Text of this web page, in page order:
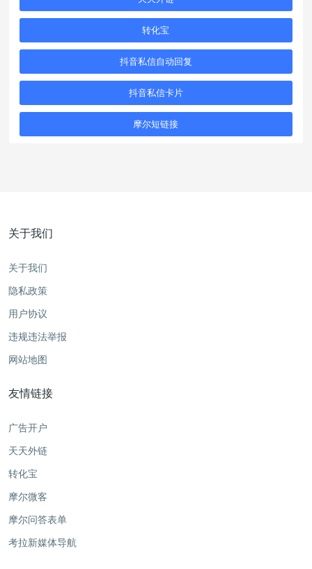
转化宝
抖音私信自动回复
抖音私信卡片
摩尔短链接
关于我们
关于我们
隐私政策
用户协议
违规违法举报
网站地图
友情链接
广告开户
天天外链
转化宝
摩尔微客
摩尔问答表单
考拉新媒体导航